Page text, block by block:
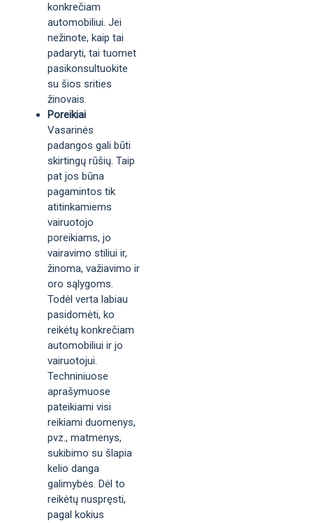
konkrečiam
automobiliui. Jei
nežinote, kaip tai
padaryti, tai tuomet
pasikonsultuokite
su šios srities
žinovais.
Poreikiai
Vasarinės
padangos gali būti
skirtingų rūšių. Taip
pat jos būna
pagamintos tik
atitinkamiems
vairuotojo
poreikiams, jo
vairavimo stiliui ir,
žinoma, važiavimo ir
oro sąlygoms.
Todėl verta labiau
pasidomėti, ko
reikėtų konkrečiam
automobiliui ir jo
vairuotojui.
Techniniuose
aprašymuose
pateikiami visi
reikiami duomenys,
pvz., matmenys,
sukibimo su šlapia
kelio danga
galimybės. Dėl to
reikėtų nuspręsti,
pagal kokius